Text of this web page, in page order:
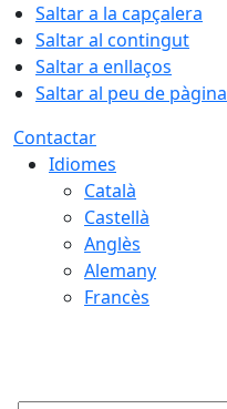
Saltar a la capçalera
Saltar al contingut
Saltar a enllaços
Saltar al peu de pàgina
Contactar
Idiomes
Català
Castellà
Anglès
Alemany
Francès